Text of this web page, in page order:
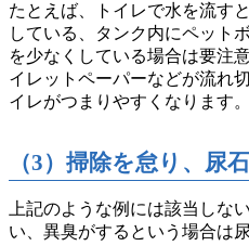
たとえば、トイレで水を流す
している、タンク内にペット
を少なくしている場合は要注意
イレットペーパーなどが流れ
イレがつまりやすくなります。
（3）掃除を怠り、尿
上記のような例には該当しな
い、異臭がするという場合は